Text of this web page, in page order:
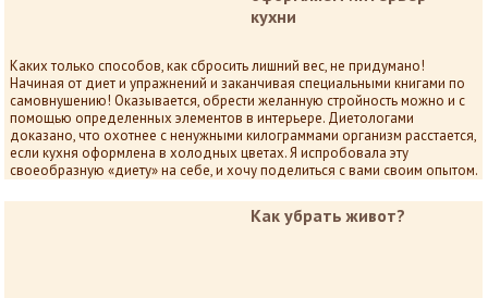
кухни
Каких только способов, как сбросить лишний вес, не придумано!
Начиная от диет и упражнений и заканчивая специальными книгами по
самовнушению! Оказывается, обрести желанную стройность можно и с
помощью определенных элементов в интерьере. Диетологами
доказано, что охотнее с ненужными килограммами организм расстается,
если кухня оформлена в холодных цветах. Я испробовала эту
своеобразную «диету» на себе, и хочу поделиться с вами своим опытом.
Как убрать живот?